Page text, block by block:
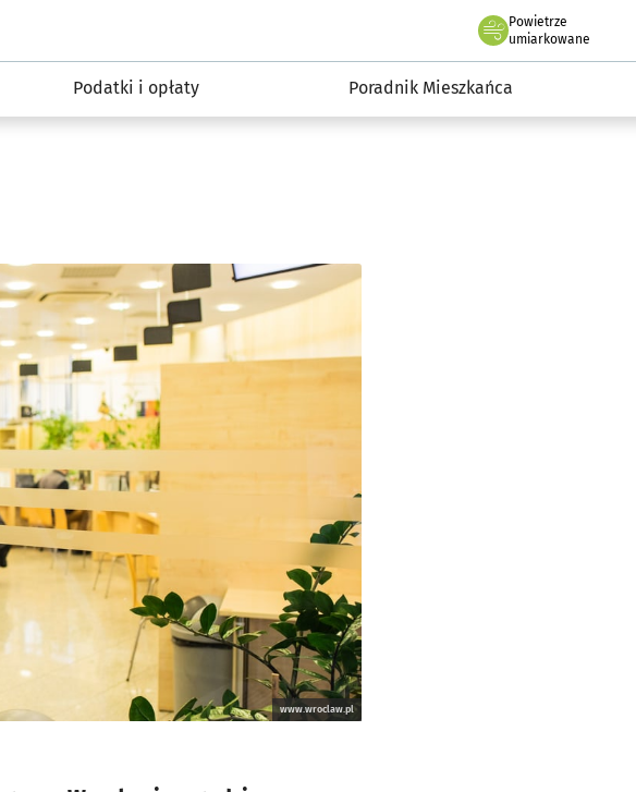
podserwis: Urząd
Powietrze
we Wrocławiu
umiarkowane
Podatki i opłaty Poradnik Mieszkańca
www.wroclaw.pl